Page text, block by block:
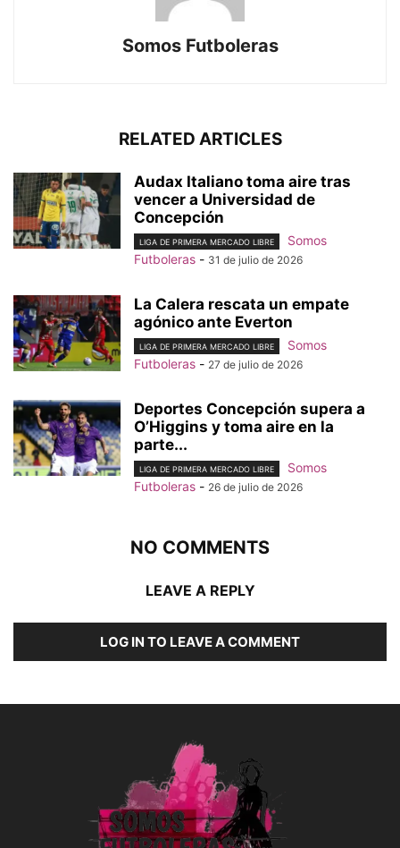
Somos Futboleras
RELATED ARTICLES
Audax Italiano toma aire tras
vencer a Universidad de
Concepción
LIGA DE PRIMERA MERCADO LIBRE
Somos
Futboleras - 31 de julio de 2026
La Calera rescata un empate
agónico ante Everton
LIGA DE PRIMERA MERCADO LIBRE
Somos
Futboleras - 27 de julio de 2026
Deportes Concepción supera a
O’Higgins y toma aire en la
parte...
LIGA DE PRIMERA MERCADO LIBRE
Somos
Futboleras - 26 de julio de 2026
NO COMMENTS
LEAVE A REPLY
LOG IN TO LEAVE A COMMENT